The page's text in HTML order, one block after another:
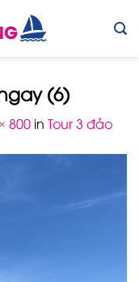
(6)
800 in Tour 3 đảo